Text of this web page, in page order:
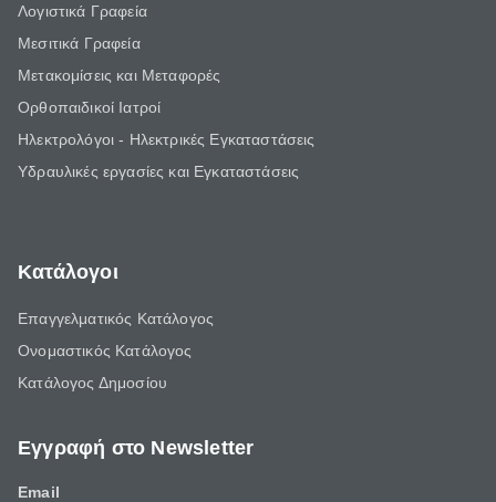
Λογιστικά Γραφεία
Μεσιτικά Γραφεία
Μετακομίσεις και Μεταφορές
Ορθοπαιδικοί Ιατροί
Ηλεκτρολόγοι - Ηλεκτρικές Εγκαταστάσεις
Υδραυλικές εργασίες και Εγκαταστάσεις
Κατάλογοι
Επαγγελματικός Κατάλογος
Ονομαστικός Κατάλογος
Κατάλογος Δημοσίου
Εγγραφή στο Newsletter
Email